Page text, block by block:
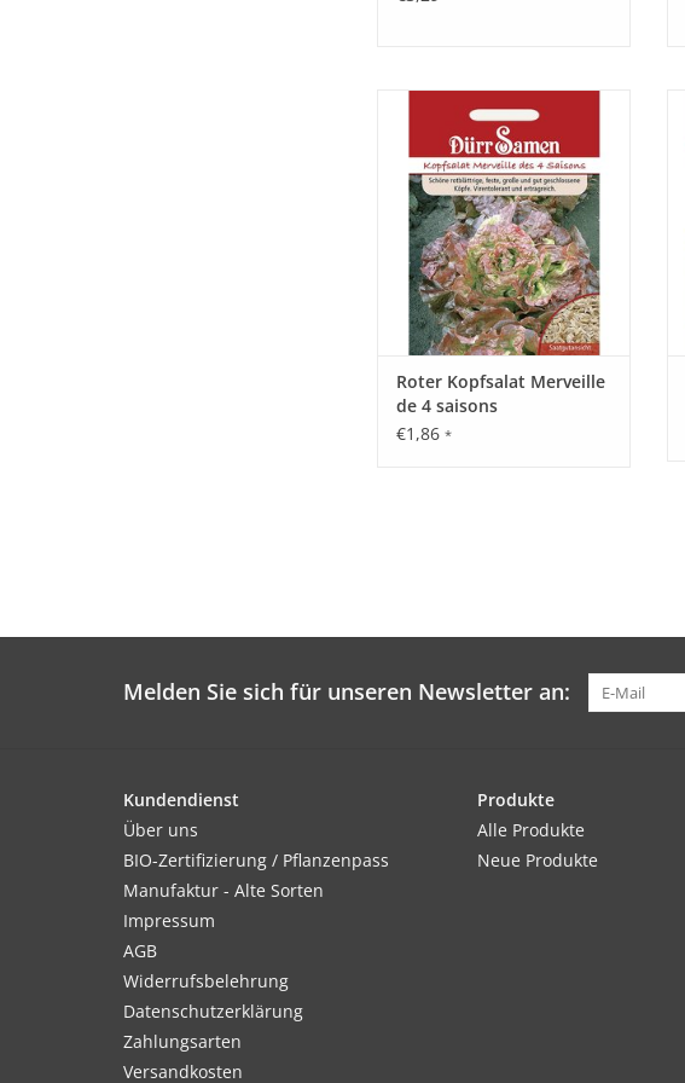
sehr schöne, feste und gut
geschlossene, rotblättrige Köpfe
in Elitequalität. Sehr ertragreich
und virentolerant.
ZUM WARENKORB HINZUFÜGEN
Roter Kopfsalat Merveille
de 4 saisons
€1,86 *
Melden Sie sich für unseren Newsletter an:
Kundendienst
Über uns
BIO-Zertifizierung / Pflanzenpass
Manufaktur - Alte Sorten
Impressum
AGB
Widerrufsbelehrung
Datenschutzerklärung
Zahlungsarten
Versandkosten
Produkte
Alle Produkte
Neue Produkte